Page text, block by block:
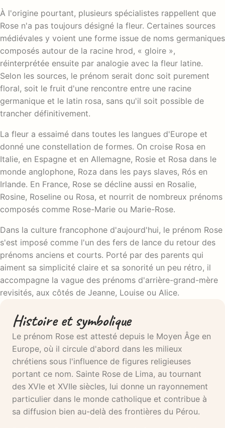
À l'origine pourtant, plusieurs spécialistes rappellent que
Rose n'a pas toujours désigné la fleur. Certaines sources
médiévales y voient une forme issue de noms germaniques
composés autour de la racine hrod, « gloire »,
réinterprétée ensuite par analogie avec la fleur latine.
Selon les sources, le prénom serait donc soit purement
floral, soit le fruit d'une rencontre entre une racine
germanique et le latin rosa, sans qu'il soit possible de
trancher définitivement.
La fleur a essaimé dans toutes les langues d'Europe et
donné une constellation de formes. On croise Rosa en
Italie, en Espagne et en Allemagne, Rosie et Rosa dans le
monde anglophone, Roza dans les pays slaves, Rós en
Irlande. En France, Rose se décline aussi en Rosalie,
Rosine, Roseline ou Rosa, et nourrit de nombreux prénoms
composés comme Rose-Marie ou Marie-Rose.
Dans la culture francophone d'aujourd'hui, le prénom Rose
s'est imposé comme l'un des fers de lance du retour des
prénoms anciens et courts. Porté par des parents qui
aiment sa simplicité claire et sa sonorité un peu rétro, il
accompagne la vague des prénoms d'arrière-grand-mère
revisités, aux côtés de Jeanne, Louise ou Alice.
Histoire et symbolique
Le prénom Rose est attesté depuis le Moyen Âge en
Europe, où il circule d'abord dans les milieux
chrétiens sous l'influence de figures religieuses
portant ce nom. Sainte Rose de Lima, au tournant
des XVIe et XVIIe siècles, lui donne un rayonnement
particulier dans le monde catholique et contribue à
sa diffusion bien au-delà des frontières du Pérou.